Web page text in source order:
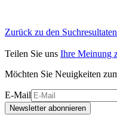
Zurück zu den Suchresultaten
Teilen Sie uns Ihre Meinung
Möchten Sie Neuigkeiten
E-Mail
Newsletter abonnieren